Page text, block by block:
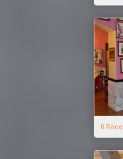
0